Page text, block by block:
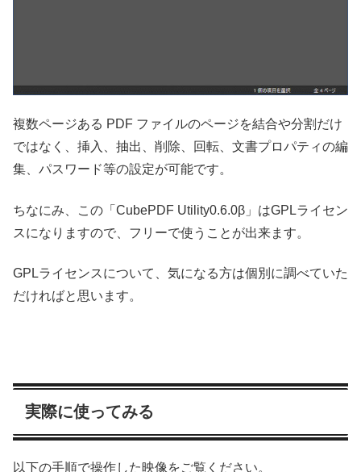
複数ページある PDF ファイルのページを結合や分割だけ
ではなく、挿入、抽出、削除、回転、文書プロパティの編
集、パスワード等の設定が可能です。
ちなにみ、この「CubePDF Utility0.6.0β」はGPLライセン
スになりますので、フリーで使うことが出来ます。
GPLライセンスについて、気になる方は個別に調べていた
だければと思います。
実際に使ってみる
以下の手順で操作した映像をご覧ください。